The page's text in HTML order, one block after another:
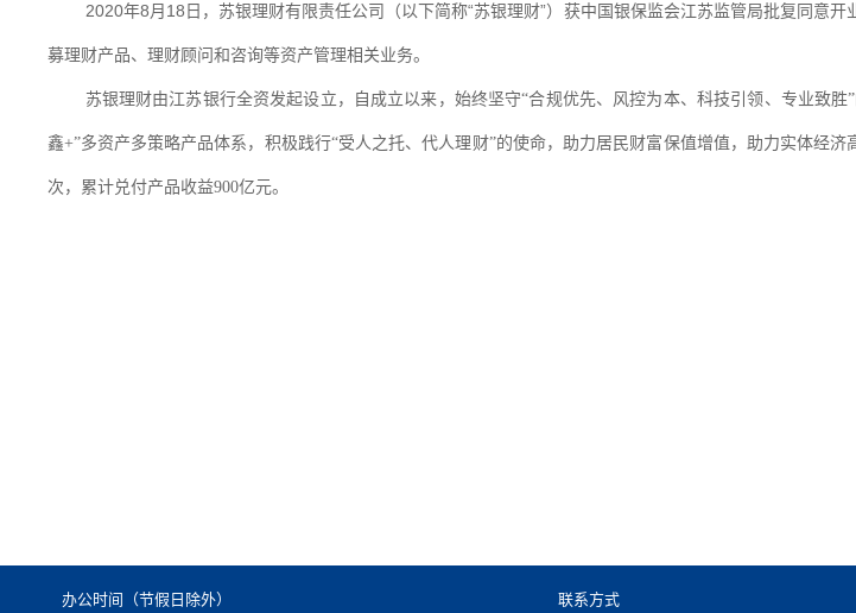
2020年8月18日，苏银理财有限责任公司（以下简称“苏银理财”）获中国银保监会江苏监管局批复同意
募理财产品、理财顾问和咨询等资产管理相关业务。
苏银理财由江苏银行全资发起设立，自成立以来，始终坚守“合规优先、风控为本、科技引领、专业致
鑫+”多资产多策略产品体系，积极践行“受人之托、代人理财”的使命，助力居民财富保值增值，助力实体经济
次，累计兑付产品收益900亿元。
办公时间（节假日除外） 联系方式